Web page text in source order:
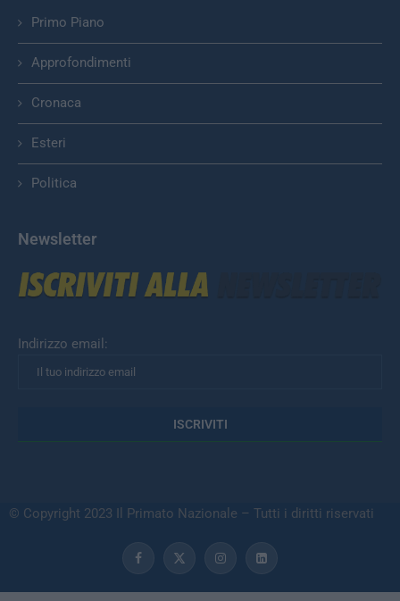
Primo Piano
Approfondimenti
Cronaca
Esteri
Politica
Newsletter
Indirizzo email:
© Copyright 2023 Il Primato Nazionale – Tutti i diritti riservati